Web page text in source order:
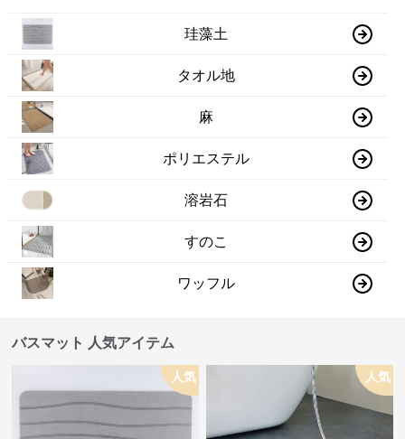
珪藻土
タオル地
麻
ポリエステル
溶岩石
すのこ
ワッフル
バスマット 人気アイテム
人気 人気